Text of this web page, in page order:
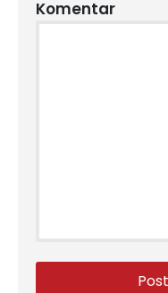
Komentar